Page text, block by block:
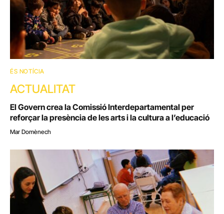
ÉS NOTÍCIA
ACTUALITAT
El Govern crea la Comissió Interdepartamental per
reforçar la presència de les arts i la cultura a l’educació
Mar Domènech